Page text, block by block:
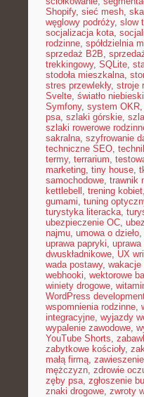
Shopify, sieć mesh,
węglowy podróży, slow
socjalizacja kota,
rodzinne, spółdzielnia
sprzedaż B2B,
trekkingowy, SQLite,
stodoła mieszkalna,
stres przewlekły, stroje
Svelte, światło
Symfony, system OKR,
psa, szlaki górskie,
szlaki rowerowe
sakralna, szyfrowanie
techniczne SEO,
termy, terrarium,
marketing, tiny house,
samochodowe, trawnik
kettlebell , trening kobiet,
gumami, tuning
turystyka literacka,
ubezpieczenie OC,
najmu, umowa o dzieło,
uprawa papryki, uprawa
dwuskładnikowe, UX
wada postawy, wakacje
webhooki, wektorowe
winiety drogowe,
WordPress
wspomnienia rodzinne,
integracyjne, wyjazdy
wypalenie zawodowe,
YouTube Shorts,
zabytkowe kościoły,
małą firmą, zawieszenie
mężczyzn, zdrowie
zęby psa, zgłoszenie
znaki drogowe, zwroty